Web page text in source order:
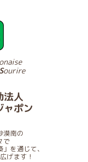
Sourire
法人
ャポン
漠南の
で
を通じて、
げます！